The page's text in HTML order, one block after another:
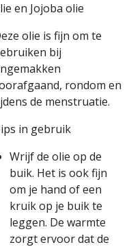
en Jojoba olie
olie is fijn om te
bij
rondom en
de menstruatie.
in gebruik
Wrijf de olie op de
buik. Het is ook fijn
om je hand of een
kruik op je buik te
leggen. De warmte
zorgt ervoor dat de